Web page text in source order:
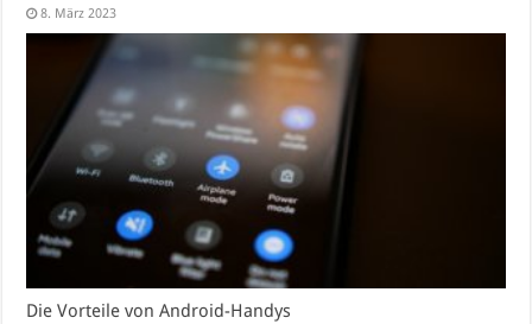
8. März 2023
Die Vorteile von Android-Handys